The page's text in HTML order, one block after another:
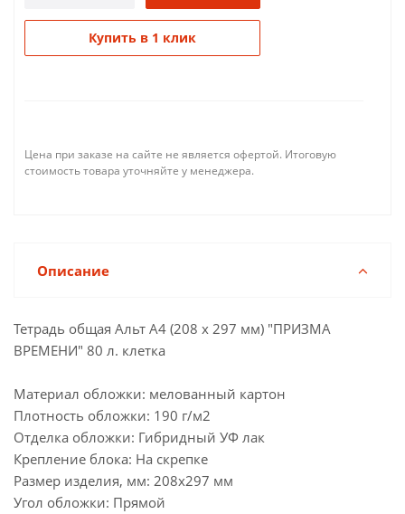
Купить в 1 клик
Цена при заказе на сайте не является офертой. Итоговую
стоимость товара уточняйте у менеджера.
Описание
Тетрадь общая Альт А4 (208 х 297 мм) "ПРИЗМА
ВРЕМЕНИ" 80 л. клетка
Материал обложки: мелованный картон
Плотность обложки: 190 г/м2
Отделка обложки: Гибридный УФ лак
Крепление блока: На скрепке
Размер изделия, мм: 208х297 мм
Угол обложки: Прямой